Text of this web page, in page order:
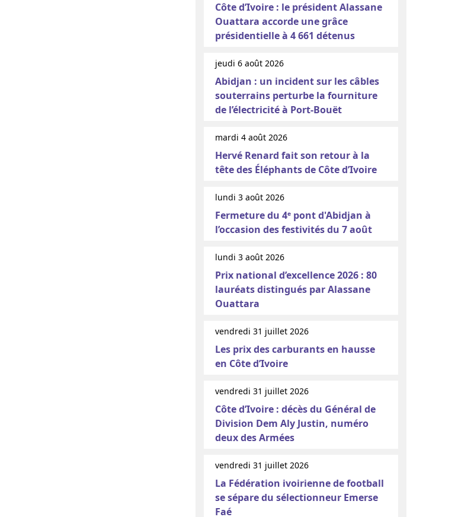
Côte d’Ivoire : le président Alassane
Ouattara accorde une grâce
présidentielle à 4 661 détenus
jeudi 6 août 2026
Abidjan : un incident sur les câbles
souterrains perturbe la fourniture
de l’électricité à Port-Bouët
mardi 4 août 2026
Hervé Renard fait son retour à la
tête des Éléphants de Côte d’Ivoire
lundi 3 août 2026
Fermeture du 4ᵉ pont d'Abidjan à
l’occasion des festivités du 7 août
lundi 3 août 2026
Prix national d’excellence 2026 : 80
lauréats distingués par Alassane
Ouattara
vendredi 31 juillet 2026
Les prix des carburants en hausse
en Côte d’Ivoire
vendredi 31 juillet 2026
Côte d’Ivoire : décès du Général de
Division Dem Aly Justin, numéro
deux des Armées
vendredi 31 juillet 2026
La Fédération ivoirienne de football
se sépare du sélectionneur Emerse
Faé